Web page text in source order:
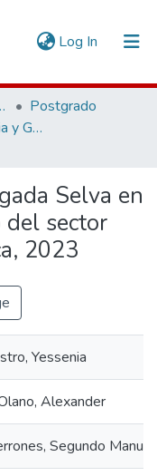
Log In (current)
y Títulos
Postgrado
Maestría en Estrategia y Geopolítica
Selva en
sector
2023
Yessenia
Alexander
Segundo